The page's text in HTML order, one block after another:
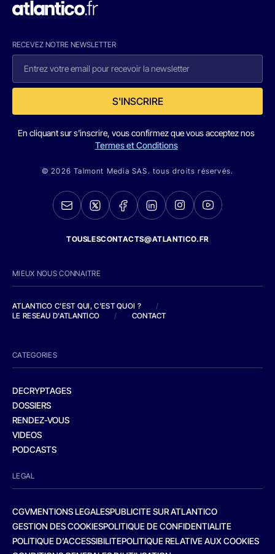
RECEVEZ NOTRE NEWSLETTER
S'INSCRIRE
En cliquant sur s'inscrire, vous confirmez que vous acceptez nos
Termes et Conditions
© 2026 Talmont Media SAS. tous droits réservés.
TOUSLESCONTACTS@ATLANTICO.FR
MIEUX NOUS CONNAITRE
ATLANTICO C'EST QUI, C'EST QUOI ?
/
LE RESEAU D'ATLANTICO
/ CONTACT
CATEGORIES
DECRYPTAGES
DOSSIERS
RENDEZ-VOUS
VIDEOS
PODCASTS
LEGAL
CGVMENTIONS LEGALESPUBLICITE SUR ATLANTICO
GESTION DES COOKIESPOLITIQUE DE CONFIDENTIALITE
POLITIQUE D’ACCESSIBILITEPOLITIQUE RELATIVE AUX COOKIES